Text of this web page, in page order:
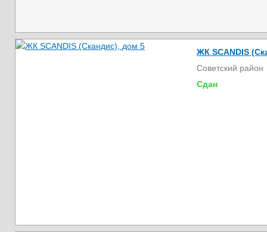
ЖК SCANDIS
Советский район
Сдан